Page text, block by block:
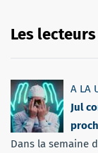
Les
A LA
Jul
Dans la semaine